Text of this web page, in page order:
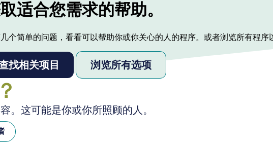
适合您需求的帮助。
个简单的问题，看看可以帮助你或你关心的人的程序。或者浏览所有程序
找相关项目 浏览所有选项
。这可能是你或你所照顾的人。